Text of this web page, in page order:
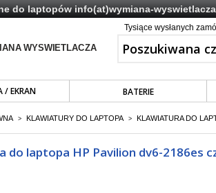
do laptopówinfo(at)wymiana-
Tysiące wysłanych
/ EKRAN BATERIE
> KLAWIATURY DO LAPTOPA > KLAWIATURA DO
do laptopa HP Pavilion dv6-2186es